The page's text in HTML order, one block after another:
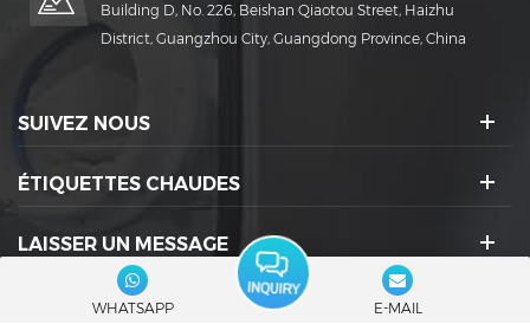
Building D, No. 226, Beishan Qiaotou Street, Haizhu
District, Guangzhou City, Guangdong Province, China
SUIVEZ NOUS
ÉTIQUETTES CHAUDES
LAISSER UN MESSAGE
ICÔNES SOCIALES :
WHATSAPP E-MAIL